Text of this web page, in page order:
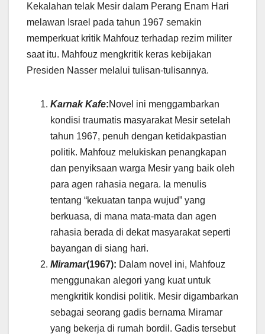
Kekalahan telak Mesir dalam Perang Enam Hari
melawan Israel pada tahun 1967 semakin
memperkuat kritik Mahfouz terhadap rezim militer
saat itu. Mahfouz mengkritik keras kebijakan
Presiden Nasser melalui tulisan-tulisannya.
Karnak Kafe:Novel ini menggambarkan
kondisi traumatis masyarakat Mesir setelah
tahun 1967, penuh dengan ketidakpastian
politik. Mahfouz melukiskan penangkapan
dan penyiksaan warga Mesir yang baik oleh
para agen rahasia negara. Ia menulis
tentang “kekuatan tanpa wujud” yang
berkuasa, di mana mata-mata dan agen
rahasia berada di dekat masyarakat seperti
bayangan di siang hari.
Miramar(1967): Dalam novel ini, Mahfouz
menggunakan alegori yang kuat untuk
mengkritik kondisi politik. Mesir digambarkan
sebagai seorang gadis bernama Miramar
yang bekerja di rumah bordil. Gadis tersebut